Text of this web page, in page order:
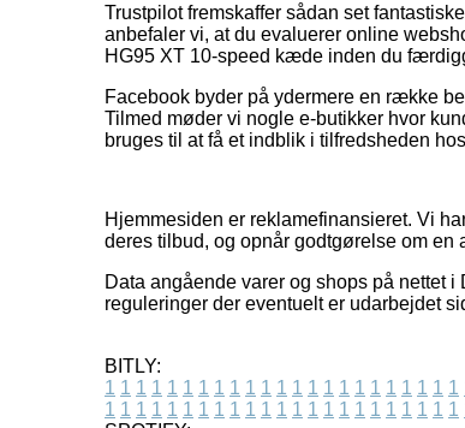
Trustpilot fremskaffer sådan set
anbefaler vi, at du evaluerer online
HG95 XT 10-speed kæde inden du
Facebook byder på ydermere en række
Tilmed møder vi nogle e-butikker hvor
bruges til at få et indblik i tilfredsheden
Hjemmesiden er reklamefinansieret. Vi
deres tilbud, og opnår godtgørelse om
Data angående varer og shops på nettet
reguleringer der eventuelt er udarbejdet
BITLY:
1 1 1 1 1 1 1 1 1 1 1 1 1 1 1 1 1 1 1 1 1 1 1
1 1 1 1 1 1 1 1 1 1 1 1 1 1 1 1 1 1 1 1 1 1 1